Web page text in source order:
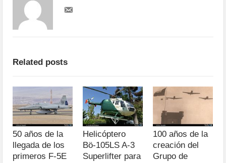
Related posts
50 años de la
llegada de los
primeros F-5E
Helicóptero
Bö-105LS A-3
Superlifter para
100 años de la
creación del
Grupo de